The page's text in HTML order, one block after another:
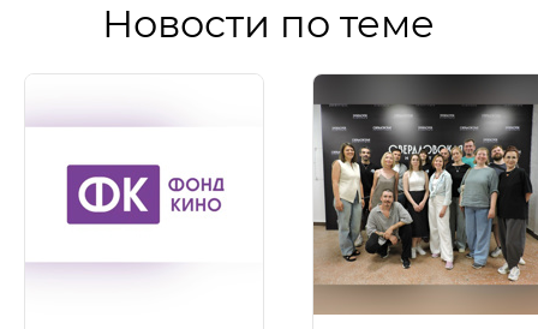
Новости по теме